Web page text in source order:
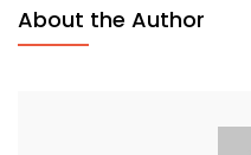
About the Author